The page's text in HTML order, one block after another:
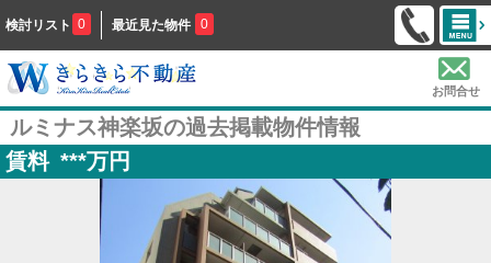
検討リスト 0 最近見た物件 0
お問合せ
ルミナス神楽坂の過去掲載物件情報
賃料 ***万円